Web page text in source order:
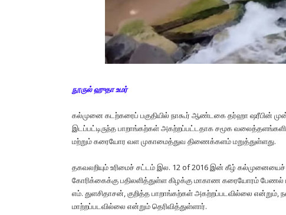
நூருல் ஹுதா உமர்
கல்முனை கடற்கரைப் பகுதியில் நாகூர் ஆண்டகை தர்ஹா ஷரீபின்
இடப்பட்டிருந்த பாறாங்கற்கள் அகற்றப்பட்டதாக சமூக
மற்றும் கரையோர வள முகாமைத்துவ திணைக்களம் மறுத்துள்ளது.
தகவலறியும் உரிமைச் சட்டம் இல. 12 of 2016 இன் கீழ்
கோரிக்கைக்கு பதிலளித்துள்ள கிழக்கு மாகாண கரையோரம் பேணல்
எம். துளசிதாசன், குறித்த பாறாங்கற்கள் அகற்றப்படவில்லை
மாற்றப்படவில்லை என்றும் தெரிவித்துள்ளார்.